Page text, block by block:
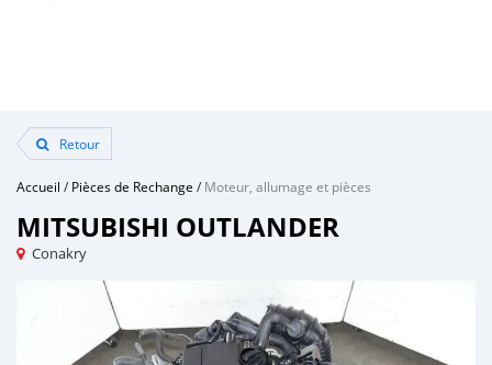
Retour
Accueil /Pièces de Rechange /Moteur, allumage et pièces
MITSUBISHI OUTLANDER
Conakry